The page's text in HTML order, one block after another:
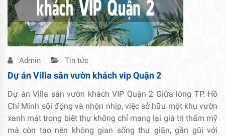
Admin Tin tức
Dự án Villa sân vườn khách vip Quận 2
Dự án Villa sân vườn khách VIP Quận 2 Giữa lòng TP. Hồ
Chí Minh sôi động và nhộn nhịp, việc sở hữu một khu vườn
xanh mát trong biệt thự không chỉ mang lại giá trị thẩm mỹ
mà còn tạo nên không gian sống thư giãn, gần gũi với